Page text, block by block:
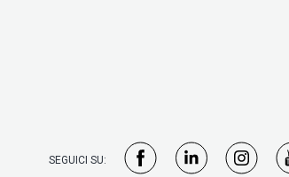
SEGUICI SU: